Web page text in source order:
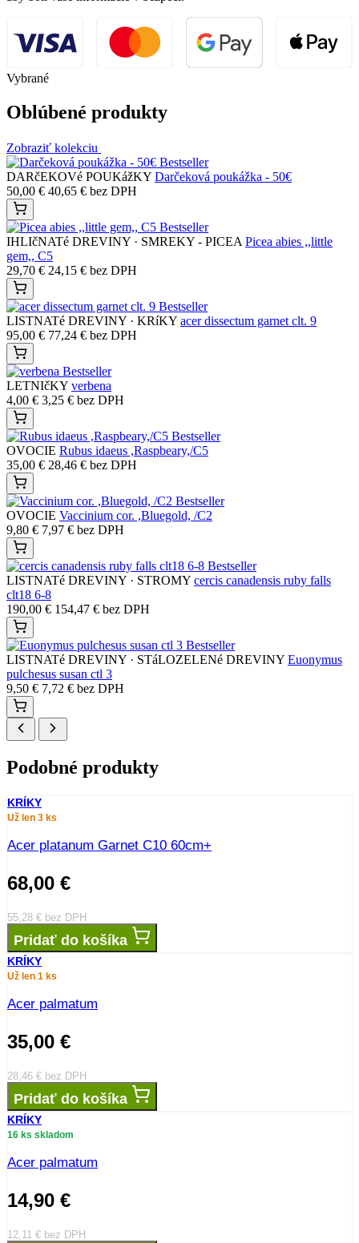
Vybrané
Oblúbené produkty
Zobraziť kolekciu
Bestseller
DARčEKOVé POUKážKY Darčeková poukážka - 50€
50,00 € 40,65 € bez DPH
Bestseller
IHLIčNATé DREVINY · SMREKY - PICEA Picea abies ,,little
gem,, C5
29,70 € 24,15 € bez DPH
Bestseller
LISTNATé DREVINY · KRíKY acer dissectum garnet clt. 9
95,00 € 77,24 € bez DPH
Bestseller
LETNIčKY verbena
4,00 € 3,25 € bez DPH
Bestseller
OVOCIE Rubus idaeus ,Raspbeary,/C5
35,00 € 28,46 € bez DPH
Bestseller
OVOCIE Vaccinium cor. ,Bluegold, /C2
9,80 € 7,97 € bez DPH
Bestseller
LISTNATé DREVINY · STROMY cercis canadensis ruby falls
clt18 6-8
190,00 € 154,47 € bez DPH
Bestseller
LISTNATé DREVINY · STáLOZELENé DREVINY Euonymus
pulchesus susan ctl 3
9,50 € 7,72 € bez DPH
Podobné produkty
KRÍKY
Už len 3 ks
Acer platanum Garnet C10 60cm+
68,00 €
55,28 € bez DPH
Pridať do košíka
KRÍKY
Už len 1 ks
Acer palmatum
35,00 €
28,46 € bez DPH
Pridať do košíka
KRÍKY
16 ks skladom
Acer palmatum
14,90 €
12,11 € bez DPH